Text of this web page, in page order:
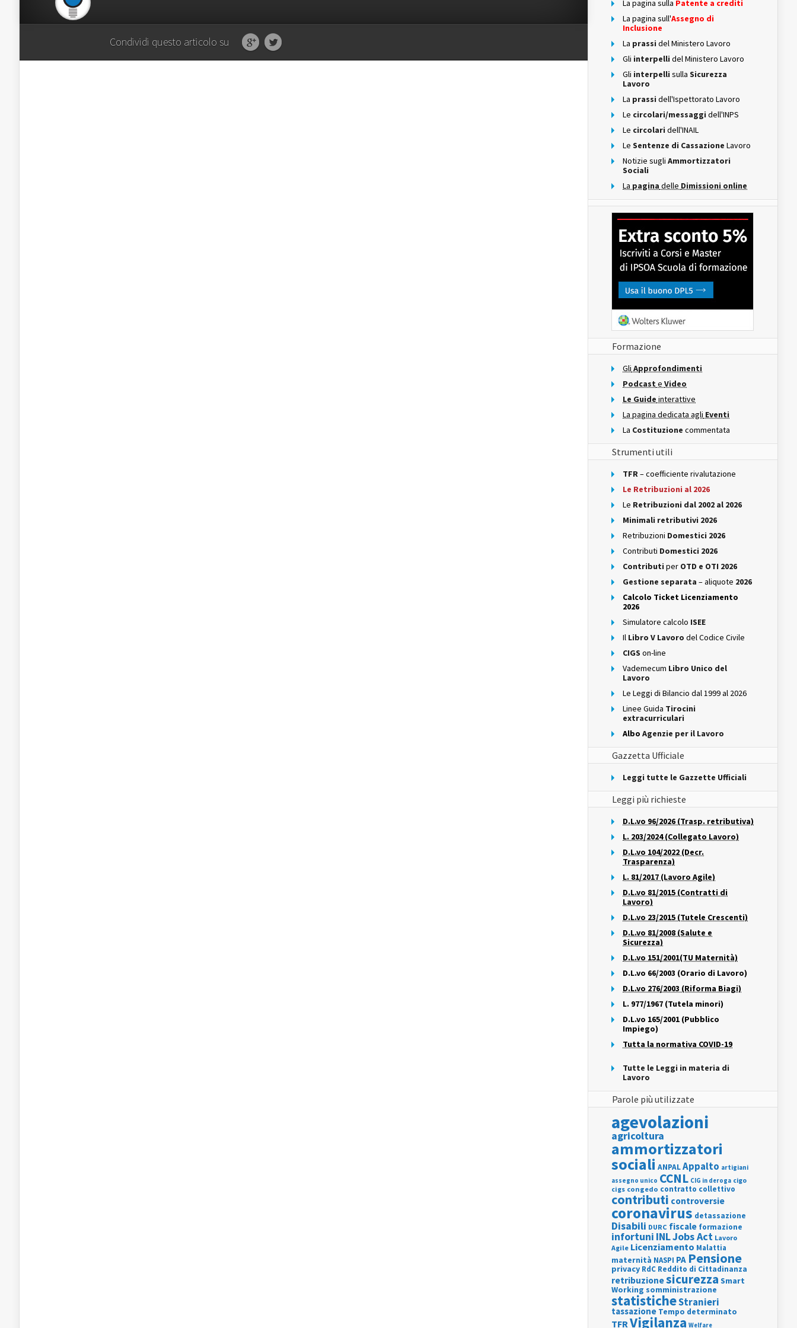
Condividi questo articolo su
La pagina sulla Patente a crediti
La pagina sull'Assegno di
Inclusione
La prassi del Ministero Lavoro
Gli interpelli del Ministero Lavoro
Gli interpelli sulla Sicurezza
Lavoro
La prassi dell'Ispettorato Lavoro
Le circolari/messaggi dell'INPS
Le circolari dell'INAIL
Le Sentenze di Cassazione Lavoro
Notizie sugli Ammortizzatori
Sociali
La pagina delle Dimissioni online
Formazione
Gli Approfondimenti
Podcast e Video
Le Guide interattive
La pagina dedicata agli Eventi
La Costituzione commentata
Strumenti utili
TFR– coefficiente rivalutazione
Le Retribuzioni al 2026
Le Retribuzioni dal 2002 al 2026
Minimali retributivi 2026
Retribuzioni Domestici 2026
Contributi Domestici 2026
Contributi per OTD e OTI 2026
Gestione separata – aliquote 2026
Calcolo Ticket Licenziamento
2026
Simulatore calcolo ISEE
Il Libro V Lavoro del Codice Civile
CIGS on-line
Vademecum Libro Unico del
Lavoro
Le Leggi di Bilancio dal 1999 al 2026
Linee Guida Tirocini
extracurriculari
Albo Agenzie per il Lavoro
Gazzetta Ufficiale
Leggi tutte le Gazzette Ufficiali
Leggi più richieste
D.L.vo 96/2026 (Trasp. retributiva)
L. 203/2024 (Collegato Lavoro)
D.L.vo 104/2022 (Decr.
Trasparenza)
L. 81/2017 (Lavoro Agile)
D.L.vo 81/2015 (Contratti di
Lavoro)
D.L.vo 23/2015 (Tutele Crescenti)
D.L.vo 81/2008 (Salute e
Sicurezza)
D.L.vo 151/2001(TU Maternità)
D.L.vo 66/2003 (Orario di Lavoro)
D.L.vo 276/2003 (Riforma Biagi)
L. 977/1967 (Tutela minori)
D.L.vo 165/2001 (Pubblico
Impiego)
Tutta la normativa COVID-19
Tutte le Leggi in materia di
Lavoro
Parole più utilizzate
agevolazioni
agricoltura
ammortizzatori
sociali ANPALAppalto artigiani
assegno unico CCNL CIG in deroga cigo
cigs congedo contratto collettivo
contributi controversie
coronavirus detassazione
Disabili DURC fiscale formazione
infortuni INLJobs Act Lavoro
Agile Licenziamento Malattia
maternità NASPI PA Pensione
privacy RdC Reddito di Cittadinanza
retribuzionesicurezza Smart
Working somministrazione
statisticheStranieri
tassazione Tempo determinato
TFRVigilanza Welfare